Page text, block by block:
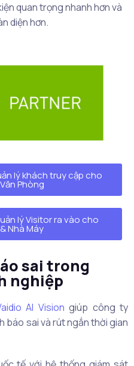
quan trọng nhanh hơn và
diện hơn.
lý khách truy cập cho
Phòng
lý Visitor ra vào cho
Nhà Máy
sai trong
nghiệp
AI Vision giúp công ty
báo sai và rút ngắn thời gian